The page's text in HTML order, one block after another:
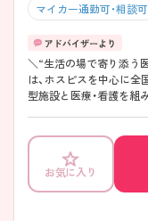
マイカー通勤可・相談可
＼“生活の場で寄り添う
は、ホスピスを中心に
型施設と医療・看護を組
療ケアを同じ空間で提
かり連携し、病院とは異
受け皿として地域医療
る環境。今後も拠点拡
つながる職場です
日！ゆとり重視の
お気に入り